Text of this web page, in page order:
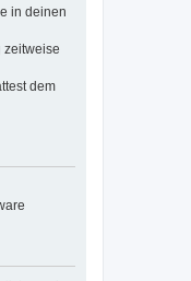
in deinen
zeitweise
dem